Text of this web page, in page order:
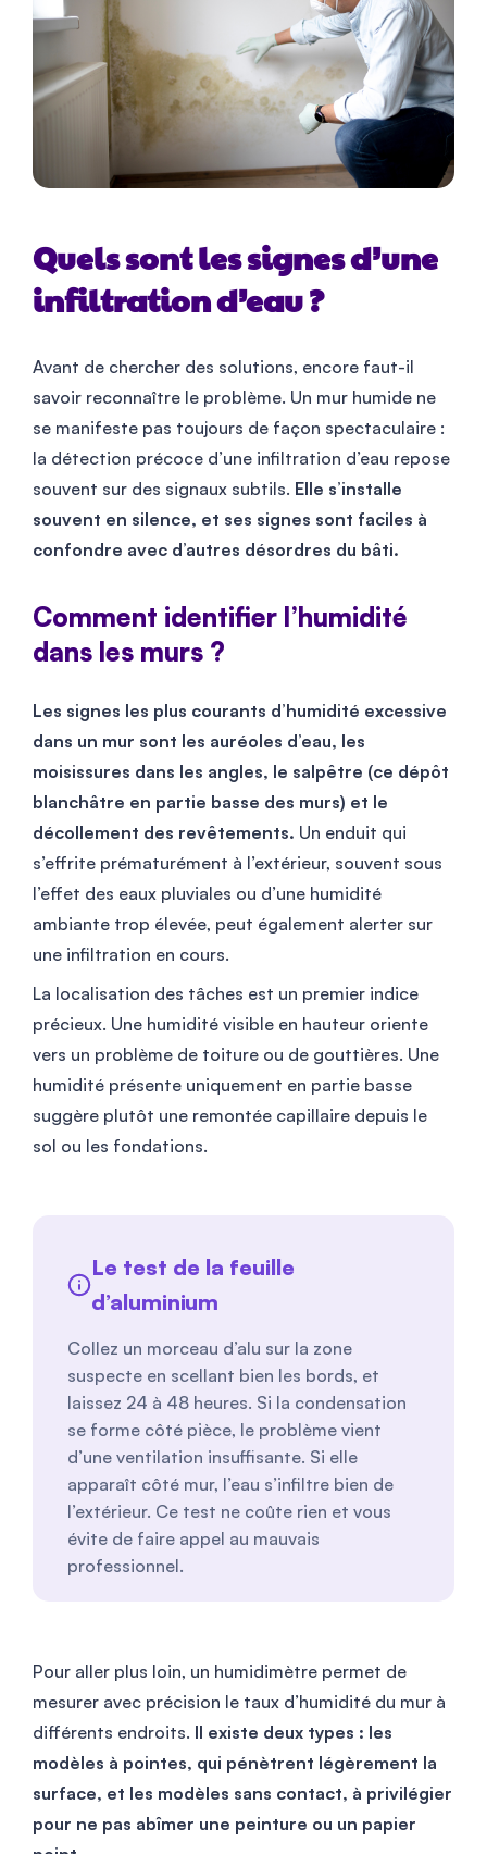
Quels sont les signes d’une
infiltration d’eau ?
Avant de chercher des solutions, encore faut-il
savoir reconnaître le problème. Un mur humide ne
se manifeste pas toujours de façon spectaculaire :
la détection précoce d’une infiltration d’eau repose
souvent sur des signaux subtils. Elle s’installe
souvent en silence, et ses signes sont faciles à
confondre avec d’autres désordres du bâti.
Comment identifier l’humidité
dans les murs ?
Les signes les plus courants d’humidité excessive
dans un mur sont les auréoles d’eau, les
moisissures dans les angles, le salpêtre (ce dépôt
blanchâtre en partie basse des murs) et le
décollement des revêtements. Un enduit qui
s’effrite prématurément à l’extérieur, souvent sous
l’effet des eaux pluviales ou d’une humidité
ambiante trop élevée, peut également alerter sur
une infiltration en cours.
La localisation des tâches est un premier indice
précieux. Une humidité visible en hauteur oriente
vers un problème de toiture ou de gouttières. Une
humidité présente uniquement en partie basse
suggère plutôt une remontée capillaire depuis le
sol ou les fondations.
Le test de la feuille
d’aluminium
Collez un morceau d’alu sur la zone
suspecte en scellant bien les bords, et
laissez 24 à 48 heures. Si la condensation
se forme côté pièce, le problème vient
d’une ventilation insuffisante. Si elle
apparaît côté mur, l’eau s’infiltre bien de
l’extérieur. Ce test ne coûte rien et vous
évite de faire appel au mauvais
professionnel.
Pour aller plus loin, un humidimètre permet de
mesurer avec précision le taux d’humidité du mur à
différents endroits. Il existe deux types : les
modèles à pointes, qui pénètrent légèrement la
surface, et les modèles sans contact, à privilégier
pour ne pas abîmer une peinture ou un papier